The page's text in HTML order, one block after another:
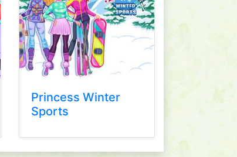
Princess Winter
Sports